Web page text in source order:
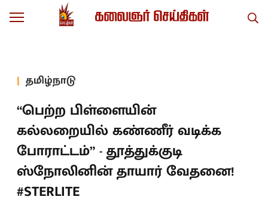
தமிழ்நாடு
“பெற்ற பிள்ளையின்
கல்லறையில் கண்ணீர் வடிக்க
போராட்டம்” - தூத்துக்குடி
ஸ்நோலினின் தாயார் வேதனை!
#STERLITE